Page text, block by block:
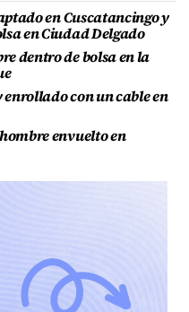
en Cuscatancingo y
en Ciudad Delgado
dentro de bolsa en la
con un cable en
envuelto en